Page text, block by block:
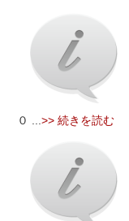
０ ...>> 続きを読む